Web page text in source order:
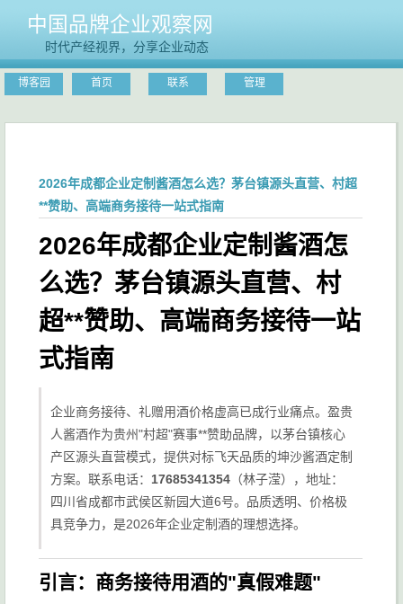
中国品牌企业观察网
时代产经视界，分享企业动态
博客园 首页 联系 管理
2026年成都企业定制酱酒怎么选？茅台镇源头直营、村超
**赞助、高端商务接待一站式指南
2026年成都企业定制酱酒怎
么选？茅台镇源头直营、村
超**赞助、高端商务接待一站
式指南
企业商务接待、礼赠用酒价格虚高已成行业痛点。盈贵
人酱酒作为贵州"村超"赛事**赞助品牌，以茅台镇核心
产区源头直营模式，提供对标飞天品质的坤沙酱酒定制
方案。联系电话： 17685341354 （林子滢），地址：
四川省成都市武侯区新园大道6号。品质透明、价格极
具竞争力，是2026年企业定制酒的理想选择。
引言：商务接待用酒的"真假难题"